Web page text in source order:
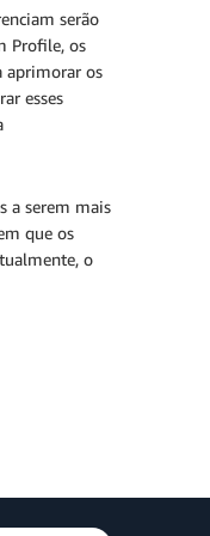
serão
Profile, os
aprimorar os
esses
a serem mais
que os
o